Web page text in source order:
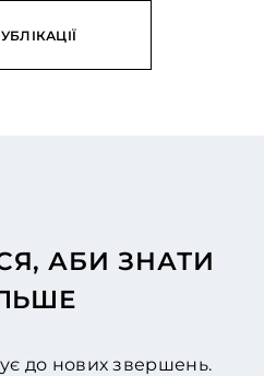
АБИ ЗНАТИ
до нових звершень.